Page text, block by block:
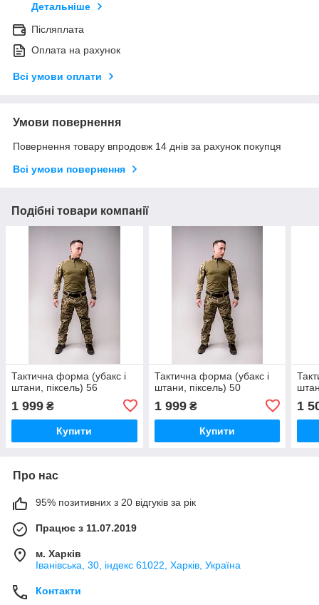
Детальніше
Післяплата
Оплата на рахунок
Всі умови оплати
Умови повернення
Повернення товару впродовж 14 днів за рахунок покупця
Всі умови повернення
Подібні товари компанії
Тактична форма (убакс і
штани, піксель) 56
1 999 ₴
Купити
Тактична форма (убакс і
штани, піксель) 50
1 999₴
Купити
1
Про нас
95% позитивних з 20 відгуків за рік
Працює з 11.07.2019
м. Харків
Іванівська, 30, індекс 61022, Харків, Україна
Контакти